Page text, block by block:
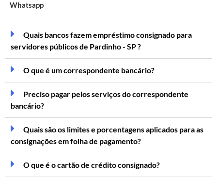
Whatsapp
Quais bancos fazem empréstimo consignado para
servidores públicos de Pardinho - SP ?
O que é um correspondente bancário?
Preciso pagar pelos serviços do correspondente
bancário?
Quais são os limites e porcentagens aplicados para as
consignações em folha de pagamento?
O que é o cartão de crédito consignado?